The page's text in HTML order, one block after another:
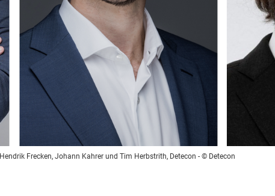
Hendrik Frecken, Johann Kahrer und Tim Herbstrith, Detecon - © Detecon